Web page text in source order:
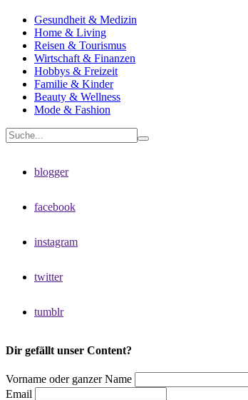
Gesundheit & Medizin
Home & Living
Reisen & Tourismus
Wirtschaft & Finanzen
Hobbys & Freizeit
Familie & Kinder
Beauty & Wellness
Mode & Fashion
blogger
facebook
instagram
twitter
tumblr
Dir gefällt unser Content?
Vorname oder ganzer Name
Email